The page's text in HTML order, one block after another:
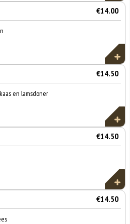
€14.00
€14.50
en lamsdoner
€14.50
€14.50